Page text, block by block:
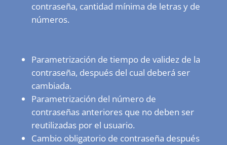
contraseña, cantidad mínima de letras y de
números.
Parametrización de tiempo de validez de la
contraseña, después del cual deberá ser
cambiada.
Parametrización del número de
contraseñas anteriores que no deben ser
reutilizadas por el usuario.
Cambio obligatorio de contraseña después